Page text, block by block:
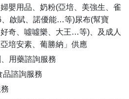
嬰用品、奶粉(亞培、美強生、雀
啟賦、諾優能…等)尿布(幫寶
奇、噓噓樂、大王…等)、及成人
培安素、葡勝納」供應
用藥諮詢服務
品諮詢服務